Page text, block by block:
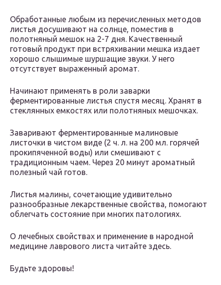
Обработанные любым из перечисленных методов
листья досушивают на солнце, поместив в
полотняный мешок на 2-7 дня. Качественный
готовый продукт при встряхивании мешка издает
хорошо слышимые шуршащие звуки. У него
отсутствует выраженный аромат.
Начинают применять в роли заварки
ферментированные листья спустя месяц. Хранят в
стеклянных емкостях или полотняных мешочках.
Заваривают ферментированные малиновые
листочки в чистом виде (2 ч. л. на 200 мл. горячей
прокипяченной воды) или смешивают с
традиционным чаем. Через 20 минут ароматный
полезный чай готов.
Листья малины, сочетающие удивительно
разнообразные лекарственные свойства, помогают
облегчать состояние при многих патологиях.
О лечебных свойствах и применение в народной
медицине лаврового листа читайте здесь.
Будьте здоровы!